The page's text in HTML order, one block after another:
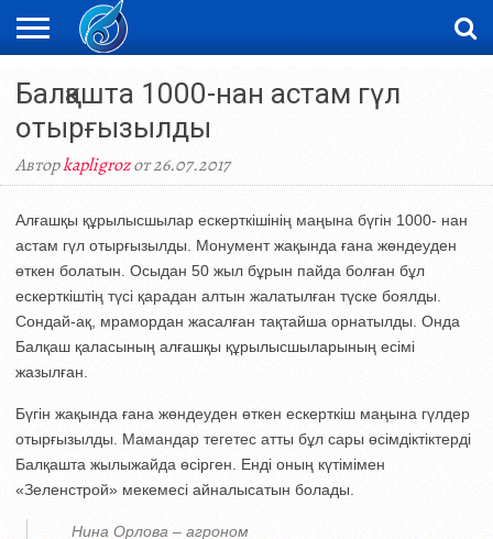
НОВОСТИ
ВИДЕО
ФОТОРЕПОРТАЖИ
ОРКЕН
LIVETV
Балқашта 1000-нан астам гүл
отырғызылды
Авторkapligrozот 26.07.2017
Алғашқы құрылысшылар ескерткішінің маңына бүгін 1000- нан
астам гүл отырғызылды. Монумент жақында ғана жөндеуден
өткен болатын. Осыдан 50 жыл бұрын пайда болған бұл
ескерткіштің түсі қарадан алтын жалатылған түске боялды.
Сондай-ақ, мрамордан жасалған тақтайша орнатылды. Онда
Балқаш қаласының алғашқы құрылысшыларының есімі
жазылған.
Бүгін жақында ғана жөндеуден өткен ескерткіш маңына гүлдер
отырғызылды. Мамандар тегетес атты бұл сары өсімдіктіктерді
Балқашта жылыжайда өсірген. Енді оның күтімімен
«Зеленстрой» мекемесі айналысатын болады.
Нина Орлова – агроном